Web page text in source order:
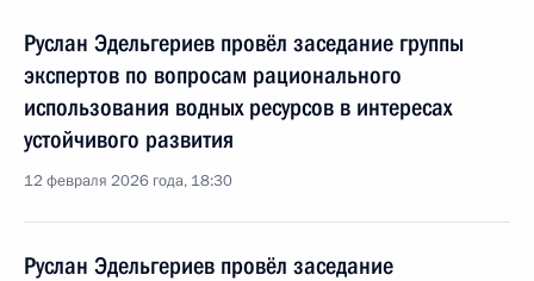
Руслан Эдельгериев провёл заседание группы
экспертов по вопросам рационального
использования водных ресурсов в интересах
устойчивого развития
12 февраля 2026 года, 18:30
Руслан Эдельгериев провёл заседание